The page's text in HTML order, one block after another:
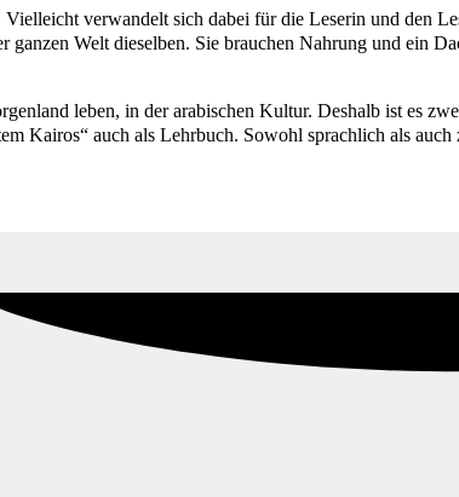
Vielleicht verwandelt sich dabei für die Leserin und den
ganzen Welt dieselben. Sie brauchen Nahrung und ein
leben, in der arabischen Kultur. Deshalb ist es
Kairos“ auch als Lehrbuch. Sowohl sprachlich als